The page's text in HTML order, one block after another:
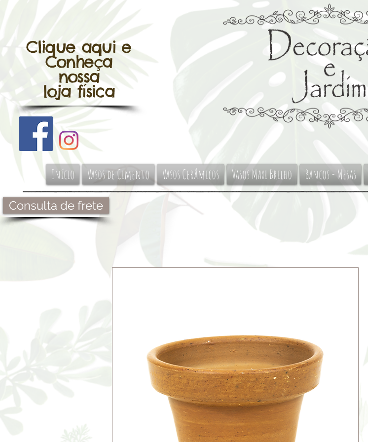
Clique aqui e
Conheça
nossa
loja física
Início Vasos de Cimento Vasos Cerâmicos Vasos Maxi Brilho Bancos - Mesas
Consulta de frete